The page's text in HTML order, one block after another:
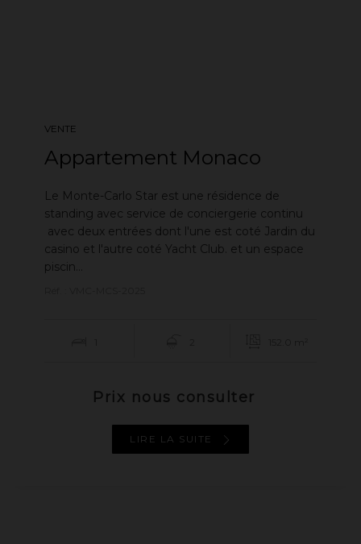
VENTE
Appartement Monaco
Le Monte-Carlo Star est une résidence de
standing avec service de conciergerie continu
avec deux entrées dont l'une est coté Jardin du
casino et l'autre coté Yacht Club. et un espace
piscin...
Prix nous consulter
LIRE LA SUITE